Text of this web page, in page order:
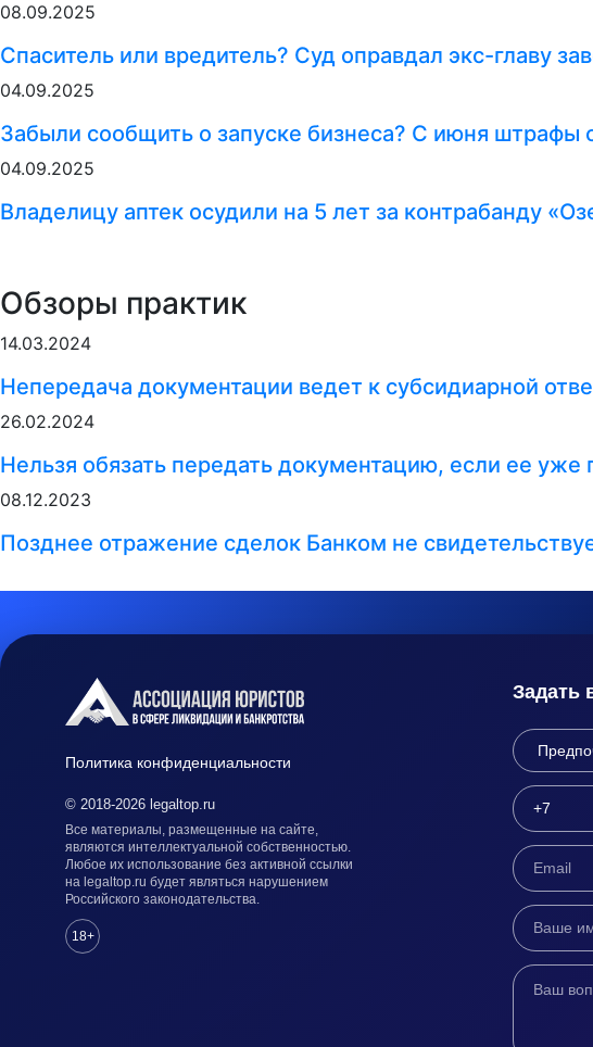
08.09.2025
Спаситель или вредитель? Суд оправдал экс-главу
04.09.2025
Забыли сообщить о запуске бизнеса? С июня штрафы
04.09.2025
Владелицу аптек осудили на 5 лет за контрабанду
Обзоры практик
14.03.2024
Непередача документации ведет к субсидиарной
26.02.2024
Нельзя обязать передать документацию, если ее уже
08.12.2023
Позднее отражение сделок Банком не
Политика конфиденциальности
© 2018-2026 legaltop.ru
Все материалы, размещенные на сайте,
являются интеллектуальной собственностью.
Любое их использование без активной ссылки
на legaltop.ru будет являться нарушением
Российского законодательства.
18+
Задать